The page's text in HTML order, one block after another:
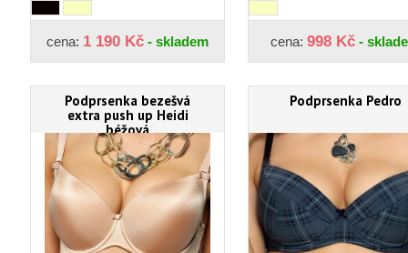
cena: 1 190 Kč - skladem cena: 998 Kč -
Podprsenka bezešvá
extra push up Heidi
béžová
Podprsenka Pedro